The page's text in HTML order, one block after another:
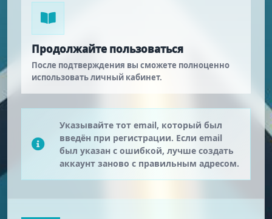
Продолжайте пользоваться
После подтверждения вы сможете полноценно
использовать личный кабинет.
Указывайте тот email, который был
введён при регистрации. Если email
был указан с ошибкой, лучше создать
аккаунт заново с правильным адресом.